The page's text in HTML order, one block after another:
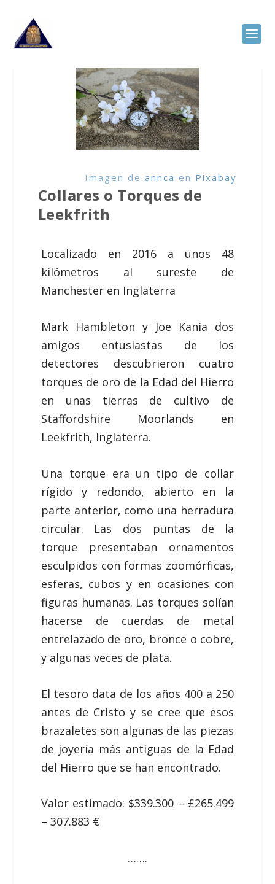
Imagen deannca en Pixabay
Collares o Torques de
Leekfrith
Localizado en 2016 a unos 48
kilómetros al sureste de
Manchester en Inglaterra
Mark Hambleton y Joe Kania dos
amigos entusiastas de los
detectores descubrieron cuatro
torques de oro de la Edad del Hierro
en unas tierras de cultivo de
Staffordshire Moorlands en
Leekfrith, Inglaterra.
Una torque era un tipo de collar
rígido y redondo, abierto en la
parte anterior, como una herradura
circular. Las dos puntas de la
torque presentaban ornamentos
esculpidos con formas zoomórficas,
esferas, cubos y en ocasiones con
figuras humanas. Las torques solían
hacerse de cuerdas de metal
entrelazado de oro, bronce o cobre,
y algunas veces de plata.
El tesoro data de los años 400 a 250
antes de Cristo y se cree que esos
brazaletes son algunas de las piezas
de joyería más antiguas de la Edad
del Hierro que se han encontrado.
Valor estimado: $339.300 – £265.499
– 307.883 €
…….